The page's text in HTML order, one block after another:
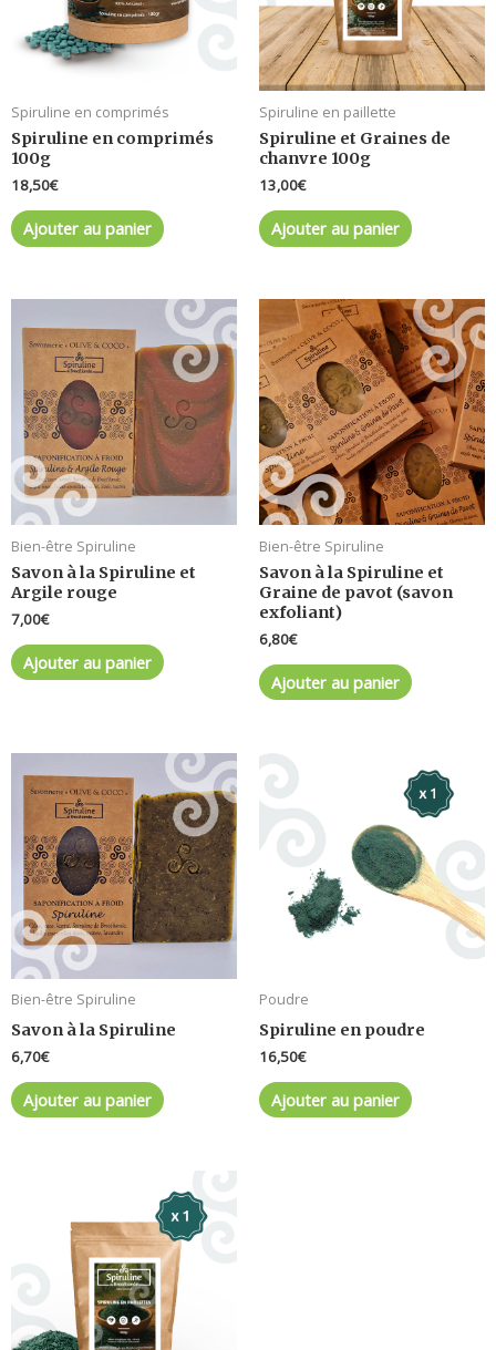
Spiruline en comprimés
Spiruline en comprimés
100g
18,50€
Ajouter au panier
Spiruline en paillette
Spiruline et Graines de
chanvre 100g
13,00€
Ajouter au panier
Bien-être Spiruline
Savon à la Spiruline et
Argile rouge
7,00€
Ajouter au panier
Bien-être Spiruline
Savon à la Spiruline et
Graine de pavot (savon
exfoliant)
6,80€
Ajouter au panier
Bien-être Spiruline
Savon à la Spiruline
6,70€
Ajouter au panier
Poudre
Spiruline en poudre
16,50€
Ajouter au panier